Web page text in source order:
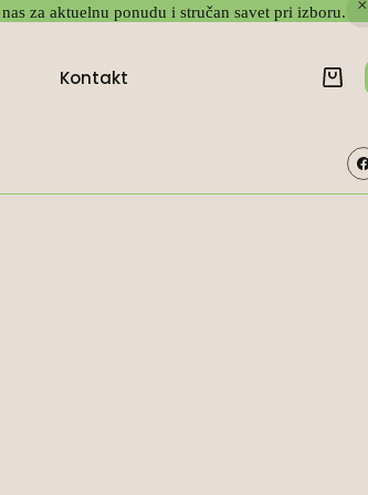
za aktuelnu ponudu i stručan savet pri izboru.
Kontakt